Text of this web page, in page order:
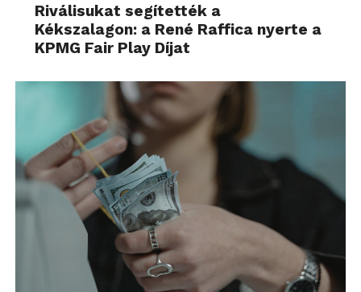
Riválisukat segítették a
Kékszalagon: a René Raffica nyerte a
KPMG Fair Play Díjat